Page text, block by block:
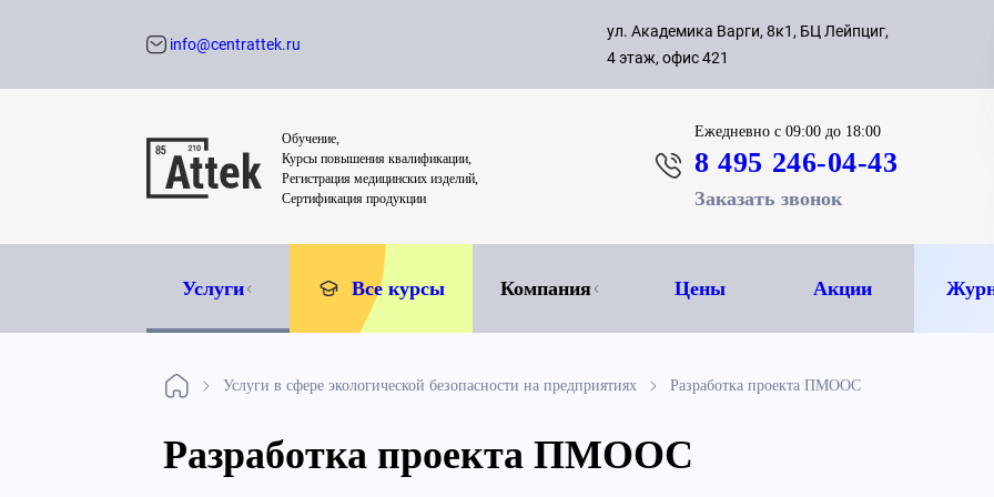
с 09:00
8 495
info@centrattek.ru
ул. Академика Варги, 8к1, БЦ Лейпциг,
4 этаж, офис 421
Обучение,
Курсы повышения квалификации,
Регистрация медицинских изделий,
Сертификация продукции
Ежедневнос 09:00 до 18:00
8 495 246-04-43
Заказать звонок
Услуги Все курсы Компания Цены Акции
Услуги в сфере экологической безопасности на предприятиях Разработка проекта ПМООС
Разработка проекта ПМООС